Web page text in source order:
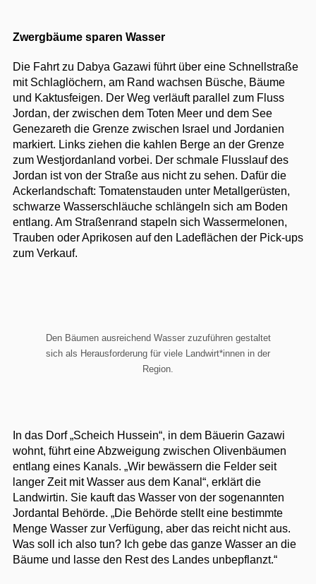
Zwergbäume sparen Wasser
Die Fahrt zu Dabya Gazawi führt über eine Schnellstraße
mit Schlaglöchern, am Rand wachsen Büsche, Bäume
und Kaktusfeigen. Der Weg verläuft parallel zum Fluss
Jordan, der zwischen dem Toten Meer und dem See
Genezareth die Grenze zwischen Israel und Jordanien
markiert. Links ziehen die kahlen Berge an der Grenze
zum Westjordanland vorbei. Der schmale Flusslauf des
Jordan ist von der Straße aus nicht zu sehen. Dafür die
Ackerlandschaft: Tomatenstauden unter Metallgerüsten,
schwarze Wasserschläuche schlängeln sich am Boden
entlang. Am Straßenrand stapeln sich Wassermelonen,
Trauben oder Aprikosen auf den Ladeflächen der Pick-ups
zum Verkauf.
Den Bäumen ausreichend Wasser zuzuführen gestaltet
sich als Herausforderung für viele Landwirt*innen in der
Region.
In das Dorf „Scheich Hussein“, in dem Bäuerin Gazawi
wohnt, führt eine Abzweigung zwischen Olivenbäumen
entlang eines Kanals. „Wir bewässern die Felder seit
langer Zeit mit Wasser aus dem Kanal“, erklärt die
Landwirtin. Sie kauft das Wasser von der sogenannten
Jordantal Behörde. „Die Behörde stellt eine bestimmte
Menge Wasser zur Verfügung, aber das reicht nicht aus.
Was soll ich also tun? Ich gebe das ganze Wasser an die
Bäume und lasse den Rest des Landes unbepflanzt.“